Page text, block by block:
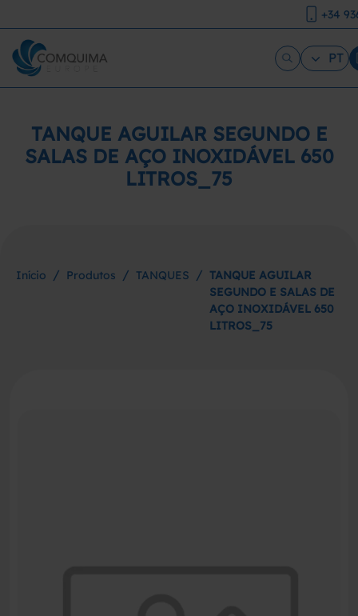
+34
PT
TANQUE AGUILAR SEGUNDO E
SALAS DE AÇO INOXIDÁVEL 650
LITROS_75
Início / Produtos / TANQUES / TANQUE AGUILAR
SEGUNDO E SALAS DE
AÇO INOXIDÁVEL 650
LITROS_75